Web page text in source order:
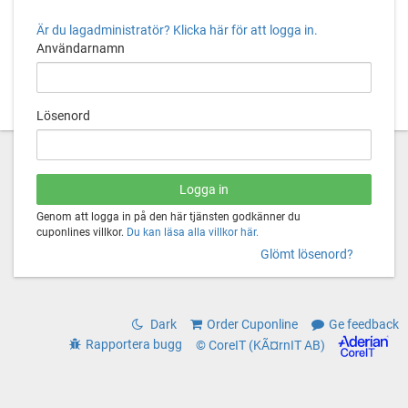
Är du lagadministratör? Klicka här för att logga in.
Användarnamn
Lösenord
Genom att logga in på den här tjänsten godkänner du
cuponlines villkor. Du kan läsa alla villkor här.
Glömt lösenord?
Dark Order Cuponline
Ge feedback
Rapportera bugg
© CoreIT (KÃ¤rnIT AB)